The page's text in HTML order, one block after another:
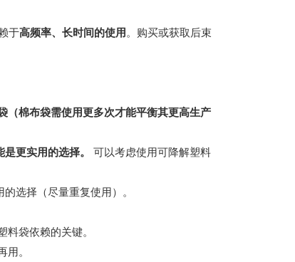
于高频率、长时间的使用 。购买或获取后束
（棉布袋需使用更多次才能平衡其更高生产
更实用的选择。
可以考虑使用可降解塑料
选择（尽量重复使用）。
袋依赖的关键。
。